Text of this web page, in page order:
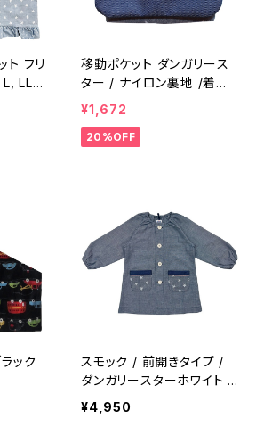
ト フリ
LLサ
移動ポケット ダンガリース
ター / ナイロン裏地 /着脱
式クリップ / 日本製 (P-170
03)
¥1,672
20%OFF
ック
スモック / 前開きタイプ /
ダンガリースターホワイト /
XS / 日本製 (15104XS)
¥4,950